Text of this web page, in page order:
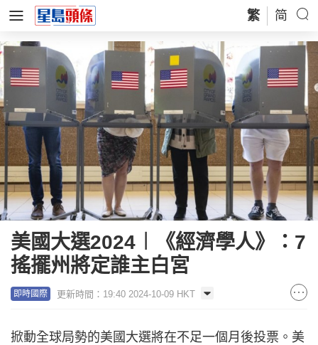
繁 简
美國大選2024︱《經濟學人》：7
搖擺州將定誰主白宮
即時國際 更新時間：19:40 2024-10-09 HKT
掀動全球局勢的美國大選將在不足一個月後投票。美